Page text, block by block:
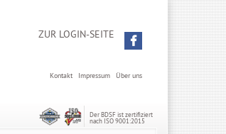
ZUR LOGIN-SEITE
Über uns
Impressum
Kontakt
Der BDSF ist zertifiziert
nach ISO 9001:2015